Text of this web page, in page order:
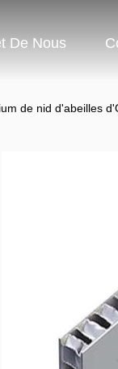
De Nous
de nid d'abeilles